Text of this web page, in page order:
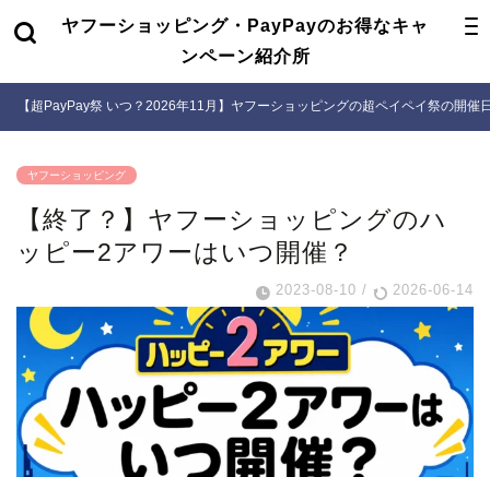
ヤフーショッピング・PayPayのお得なキャ
ンペーン紹介所
【超PayPay祭 いつ？2026年11月】ヤフーショッピングの超ペイペイ祭の開催
ヤフーショッピング
【終了？】ヤフーショッピングのハ
ッピー2アワーはいつ開催？
2023-08-10 / 2026-06-14